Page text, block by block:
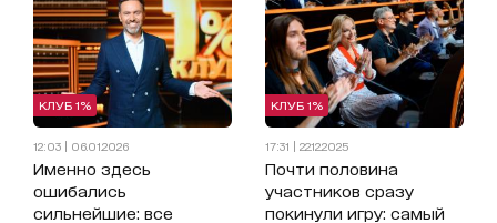
КЛУБ 1%
12:03 | 06.01.2026
Именно здесь
ошибались
сильнейшие: все
КЛУБ 1%
17:31 | 22.12.2025
Почти половина
участников сразу
покинули игру: самый